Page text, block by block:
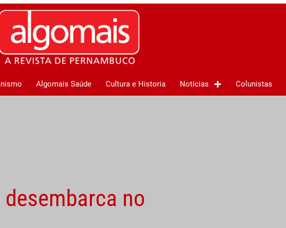
Algomais Saúde Cultura e Historia Notícias Colunistas
no